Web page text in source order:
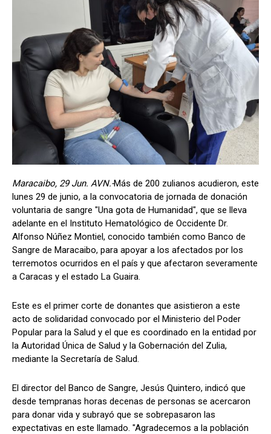
Maracaibo, 29 Jun. AVN.-Más de 200 zulianos acudieron, este
lunes 29 de junio, a la convocatoria de jornada de donación
voluntaria de sangre "Una gota de Humanidad", que se lleva
adelante en el Instituto Hematológico de Occidente Dr.
Alfonso Núñez Montiel, conocido también como Banco de
Sangre de Maracaibo, para apoyar a los afectados por los
terremotos ocurridos en el país y que afectaron severamente
a Caracas y el estado La Guaira.
Este es el primer corte de donantes que asistieron a este
acto de solidaridad convocado por el Ministerio del Poder
Popular para la Salud y el que es coordinado en la entidad por
la Autoridad Única de Salud y la Gobernación del Zulia,
mediante la Secretaría de Salud.
El director del Banco de Sangre, Jesús Quintero, indicó que
desde tempranas horas decenas de personas se acercaron
para donar vida y subrayó que se sobrepasaron las
expectativas en este llamado. "Agradecemos a la población